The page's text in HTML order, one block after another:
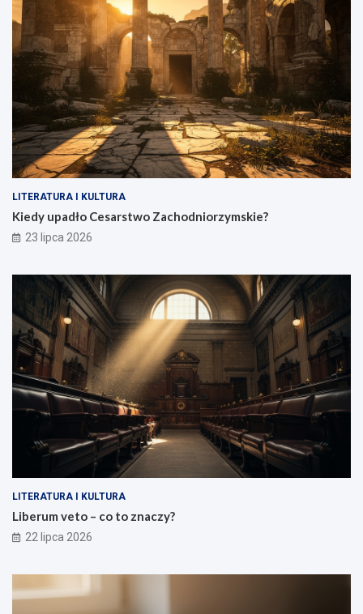
LITERATURA I KULTURA
Kiedy upadło Cesarstwo Zachodniorzymskie?
23 lipca 2026
LITERATURA I KULTURA
Liberum veto – co to znaczy?
22 lipca 2026